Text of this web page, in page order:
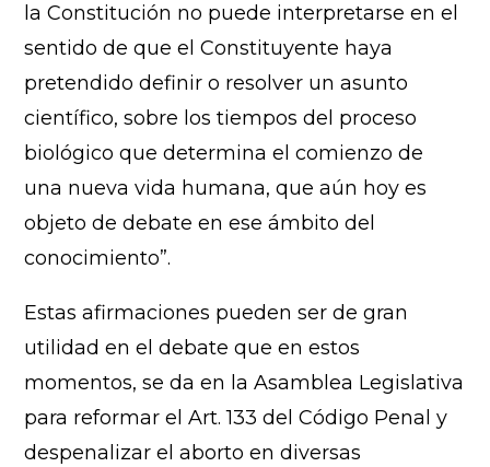
la Constitución no puede interpretarse en el
sentido de que el Constituyente haya
pretendido definir o resolver un asunto
científico, sobre los tiempos del proceso
biológico que determina el comienzo de
una nueva vida humana, que aún hoy es
objeto de debate en ese ámbito del
conocimiento”.
Estas afirmaciones pueden ser de gran
utilidad en el debate que en estos
momentos, se da en la Asamblea Legislativa
para reformar el Art. 133 del Código Penal y
despenalizar el aborto en diversas